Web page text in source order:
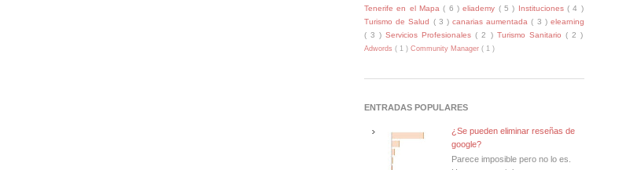
Tenerife en el Mapa( 6 )eliademy ( 5 ) Instituciones( 4 )
Turismo de Salud ( 3 )canarias aumentada( 3 )elearning
( 3 )Servicios Profesionales( 2 ) Turismo Sanitario ( 2 )
Adwords ( 1 ) Community Manager ( 1 )
ENTRADAS POPULARES
¿Se pueden eliminar reseñas de
google?
Parece imposible pero no lo es.